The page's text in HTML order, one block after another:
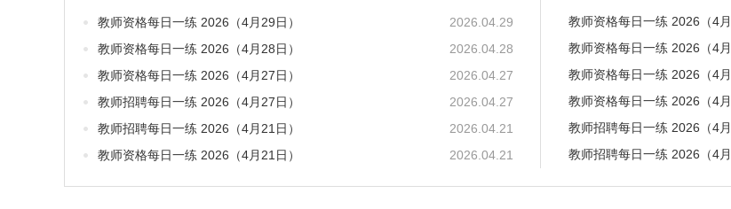
教师资格每日一练 2026（4月29日）
2026.04.29
教师资格每日一练 2026（4月28日）
2026.04.28
教师资格每日一练 2026（4月27日）
2026.04.27
教师招聘每日一练 2026（4月27日）
2026.04.27
教师招聘每日一练 2026（4月21日）
2026.04.21
教师资格每日一练 2026（4月21日）
2026.04.21
教师资格每日一练 2026（4月
教师资格每日一练 2026（4月
教师资格每日一练 2026（4月
教师资格每日一练 2026（4月
教师招聘每日一练 2026（4月
教师招聘每日一练 2026（4月